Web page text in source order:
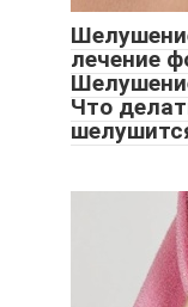
лечение
Что